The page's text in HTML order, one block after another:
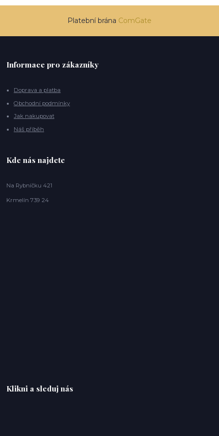
Platební brána ComGate
Informace pro zákazníky
Doprava a platba
Obchodní podmínky
Jak nakupovat
Náš příběh
Kde nás najdete
Na Rybníčku 421
Krmelín 739 24
Klikni a sleduj nás